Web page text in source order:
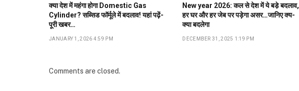
क्या देश में महंगा होगा Domestic Gas
Cylinder? सब्सिड फॉर्मूले में बदलाव! यहां पढ़ें-
पूरी खबर…
JANUARY 1, 2026 4:59 PM
New year 2026: कल से देश में ये बडे़ बदलाव,
हर घर और हर जेब पर पड़ेगा असर…जानिए क्य-
क्या बदलेगा
DECEMBER 31, 2025 1:19 PM
Comments are closed.